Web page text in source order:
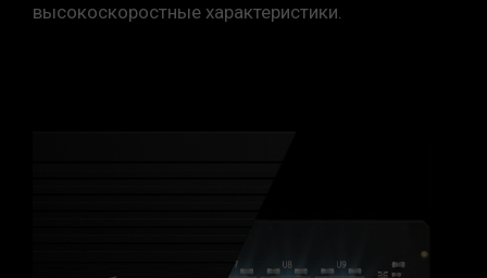
высокоскоростные характеристики.